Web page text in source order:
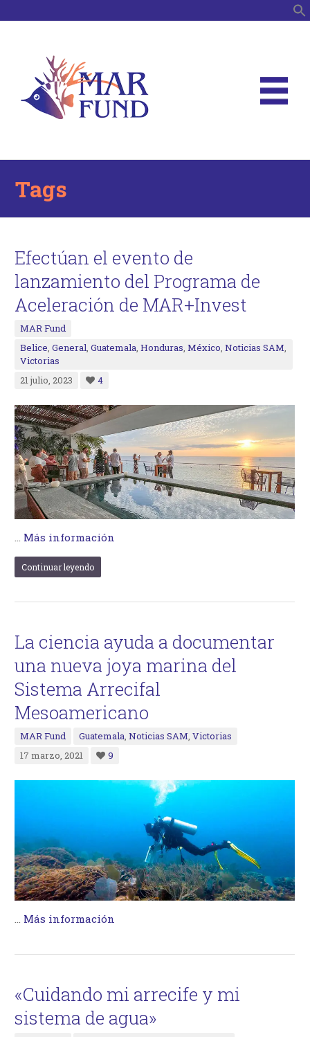
Tags
Efectúan el evento de
lanzamiento del Programa de
Aceleración de MAR+Invest
MAR Fund
Belice,General,Guatemala,Honduras,México,Noticias SAM,
Victorias
21 julio, 2023
4
… Más información
Continuar leyendo
La ciencia ayuda a documentar
una nueva joya marina del
Sistema Arrecifal
Mesoamericano
MAR Fund Guatemala,Noticias SAM,Victorias
17 marzo, 2021
9
… Más información
«Cuidando mi arrecife y mi
sistema de agua»